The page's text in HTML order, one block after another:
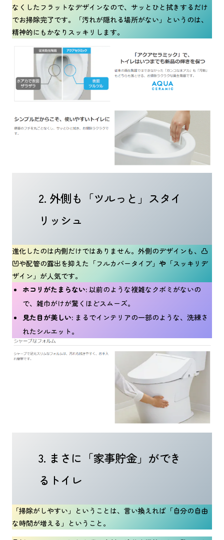
なくしたフラットなデザインなので、サッとひと拭きするだけ
でお掃除完了です。「汚れが隠れる場所がない」というのは、
精神的にもかなりスッキリします。
2. 外側も「ツルっと」スタイ
リッシュ
進化したのは内側だけではありません。外側のデザインも、凸
凹や配管の露出を抑えた「フルカバータイプ」 や 「スッキリデ
ザイン」が人気です。
ホコリがたまらない: 以前のような複雑なクボミがないの
で、雑巾がけが驚くほどスムーズ。
見た目が美しい: まるでインテリアの一部のような、洗練さ
れたシルエット。
3. まさに「家事貯金」ができ
るトイレ
「掃除がしやすい」ということは、言い換えれば「自分の自由
な時間が増える」ということ。